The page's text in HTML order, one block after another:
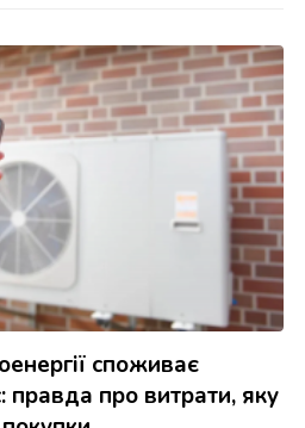
споживає
правда про витрати, яку